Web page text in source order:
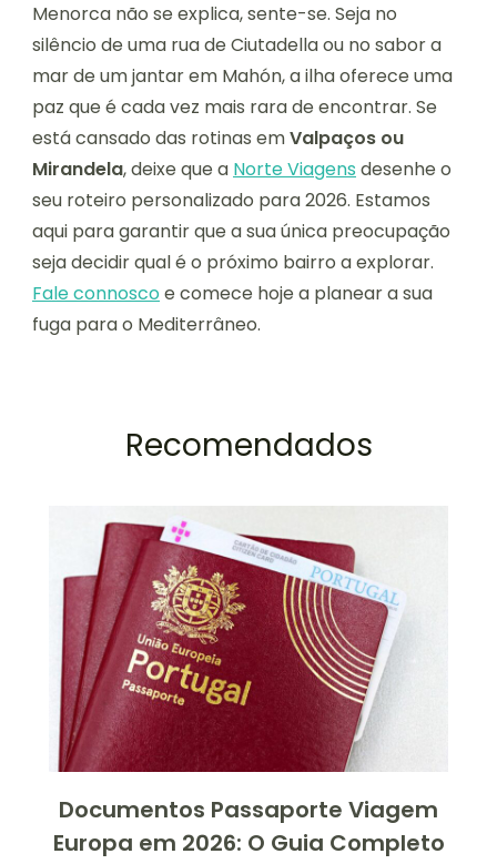
Menorca não se explica, sente-se. Seja no
silêncio de uma rua de Ciutadella ou no sabor a
mar de um jantar em Mahón, a ilha oferece uma
paz que é cada vez mais rara de encontrar. Se
está cansado das rotinas emValpaços ou
Mirandela, deixe que a Norte Viagens desenhe o
seu roteiro personalizado para 2026. Estamos
aqui para garantir que a sua única preocupação
seja decidir qual é o próximo bairro a explorar.
Fale connoscoe comece hoje a planear a sua
fuga para o Mediterrâneo.
Recomendados
Documentos Passaporte Viagem
Europa em 2026: O Guia Completo